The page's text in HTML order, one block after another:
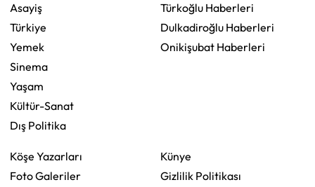
Asayiş
Türkiye
Yemek
Sinema
Yaşam
Kültür-Sanat
Dış Politika
Türkoğlu Haberleri
Dulkadiroğlu Haberleri
Onikişubat Haberleri
Köşe Yazarları
Foto Galeriler
Künye
Gizlilik Politikası